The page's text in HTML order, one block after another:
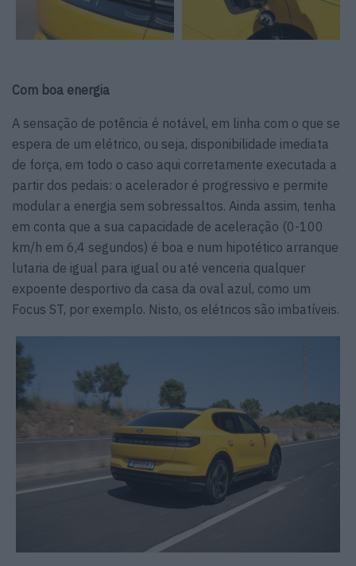
Com boa energia
A sensação de potência é notável, em linha com o que se
espera de um elétrico, ou seja, disponibilidade imediata
de força, em todo o caso aqui corretamente executada a
partir dos pedais: o acelerador é progressivo e permite
modular a energia sem sobressaltos. Ainda assim, tenha
em conta que a sua capacidade de aceleração (0-100
km/h em 6,4 segundos) é boa e num hipotético arranque
lutaria de igual para igual ou até venceria qualquer
expoente desportivo da casa da oval azul, como um
Focus ST, por exemplo. Nisto, os elétricos são imbatíveis.